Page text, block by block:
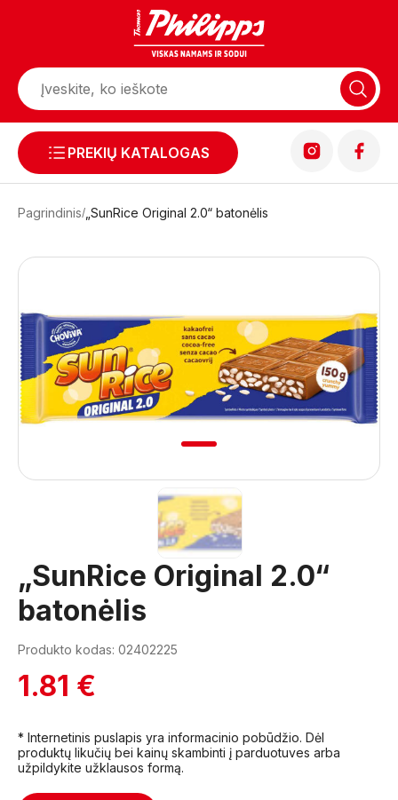
PREKIŲ KATALOGAS
Pagrindinis „SunRice Original 2.0“ batonėlis
1
„SunRice Original 2.0“
batonėlis
Produkto kodas: 02402225
1.81 €
* Internetinis puslapis yra informacinio pobūdžio. Dėl
produktų likučių bei kainų skambinti į parduotuves arba
užpildykite užklausos formą.